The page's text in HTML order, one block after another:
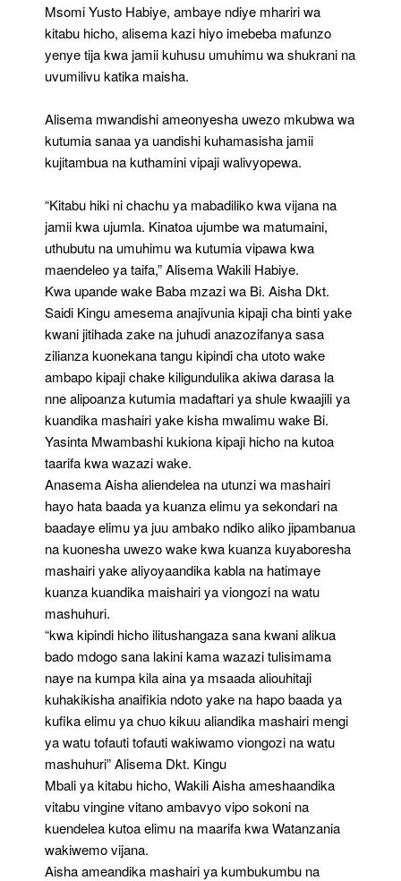
Msomi Yusto Habiye, ambaye ndiye mhariri wa
kitabu hicho, alisema kazi hiyo imebeba mafunzo
yenye tija kwa jamii kuhusu umuhimu wa shukrani na
uvumilivu katika maisha.
Alisema mwandishi ameonyesha uwezo mkubwa wa
kutumia sanaa ya uandishi kuhamasisha jamii
kujitambua na kuthamini vipaji walivyopewa.
“Kitabu hiki ni chachu ya mabadiliko kwa vijana na
jamii kwa ujumla. Kinatoa ujumbe wa matumaini,
uthubutu na umuhimu wa kutumia vipawa kwa
maendeleo ya taifa,” Alisema Wakili Habiye.
Kwa upande wake Baba mzazi wa Bi. Aisha Dkt.
Saidi Kingu amesema anajivunia kipaji cha binti yake
kwani jitihada zake na juhudi anazozifanya sasa
zilianza kuonekana tangu kipindi cha utoto wake
ambapo kipaji chake kiligundulika akiwa darasa la
nne alipoanza kutumia madaftari ya shule kwaajili ya
kuandika mashairi yake kisha mwalimu wake Bi.
Yasinta Mwambashi kukiona kipaji hicho na kutoa
taarifa kwa wazazi wake.
Anasema Aisha aliendelea na utunzi wa mashairi
hayo hata baada ya kuanza elimu ya sekondari na
baadaye elimu ya juu ambako ndiko aliko jipambanua
na kuonesha uwezo wake kwa kuanza kuyaboresha
mashairi yake aliyoyaandika kabla na hatimaye
kuanza kuandika maishairi ya viongozi na watu
mashuhuri.
“kwa kipindi hicho ilitushangaza sana kwani alikua
bado mdogo sana lakini kama wazazi tulisimama
naye na kumpa kila aina ya msaada aliouhitaji
kuhakikisha anaifikia ndoto yake na hapo baada ya
kufika elimu ya chuo kikuu aliandika mashairi mengi
ya watu tofauti tofauti wakiwamo viongozi na watu
mashuhuri” Alisema Dkt. Kingu
Mbali ya kitabu hicho, Wakili Aisha ameshaandika
vitabu vingine vitano ambavyo vipo sokoni na
kuendelea kutoa elimu na maarifa kwa Watanzania
wakiwemo vijana.
Aisha ameandika mashairi ya kumbukumbu na